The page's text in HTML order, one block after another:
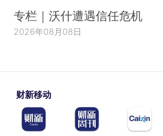
专栏｜沃什遭遇信任危机
2026年08月08日
财新移动